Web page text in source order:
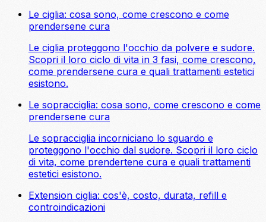
Le ciglia: cosa sono, come crescono e come
prendersene cura
Le ciglia proteggono l'occhio da polvere e sudore.
Scopri il loro ciclo di vita in 3 fasi, come crescono,
come prendersene cura e quali trattamenti estetici
esistono.
Le sopracciglia: cosa sono, come crescono e come
prendersene cura
Le sopracciglia incorniciano lo sguardo e
proteggono l'occhio dal sudore. Scopri il loro ciclo
di vita, come prendertene cura e quali trattamenti
estetici esistono.
Extension ciglia: cos'è, costo, durata, refill e
controindicazioni